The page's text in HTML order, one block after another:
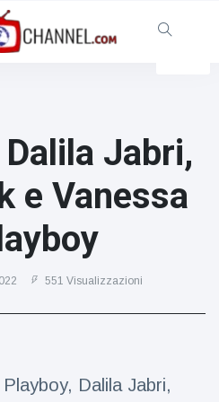
Jabri,
e Vanessa
551 Visualizzazioni
Dalila Jabri,